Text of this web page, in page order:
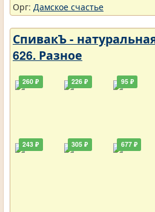
Орг: Дамское счастье
СпивакЪ -
626. Разное
260 ₽
243 ₽
226 ₽
305 ₽
95 ₽
677 ₽